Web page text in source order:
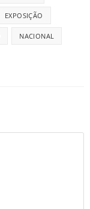
EXPOSIÇÃO
NACIONAL